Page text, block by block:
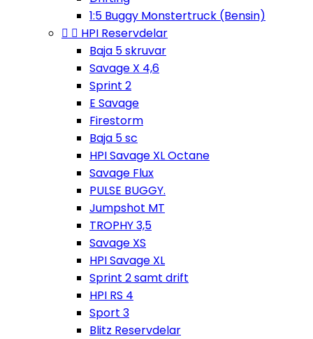
1:5 Buggy Monstertruck (Bensin)
  HPI Reservdelar
Baja 5 skruvar
Savage X 4,6
Sprint 2
E Savage
Firestorm
Baja 5 sc
HPI Savage XL Octane
Savage Flux
PULSE BUGGY.
Jumpshot MT
TROPHY 3,5
Savage XS
HPI Savage XL
Sprint 2 samt drift
HPI RS 4
Sport 3
Blitz Reservdelar